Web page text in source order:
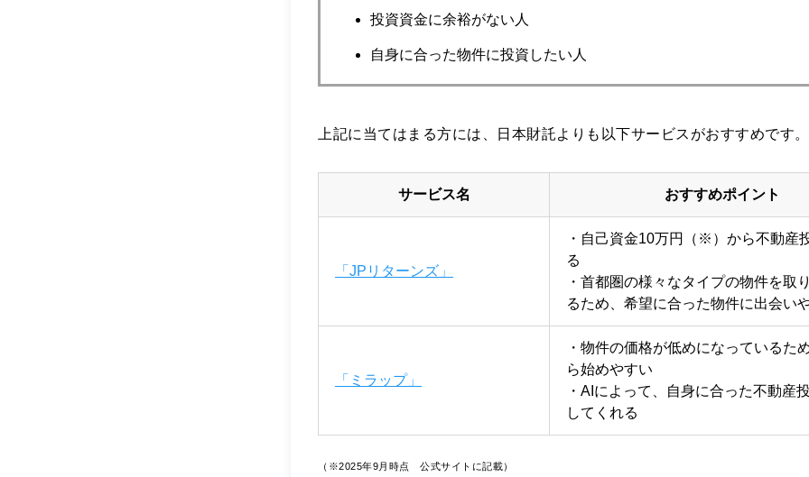
投資資金に余裕がない人
自身に合った物件に投資したい人
上記に当てはまる方には、日本財託よりも以下サービスがおすすめです。
サービス名 おすすめポイント
「JPリターンズ」
・自己資金10万円（※）から不動産
る
・首都圏の様々なタイプの物件を取
るため、希望に合った物件に出会い
「ミラップ」
・物件の価格が低めになっているた
ら始めやすい
・AIによって、自身に合った不動産
してくれる
（※2025年9月時点 公式サイトに記載）